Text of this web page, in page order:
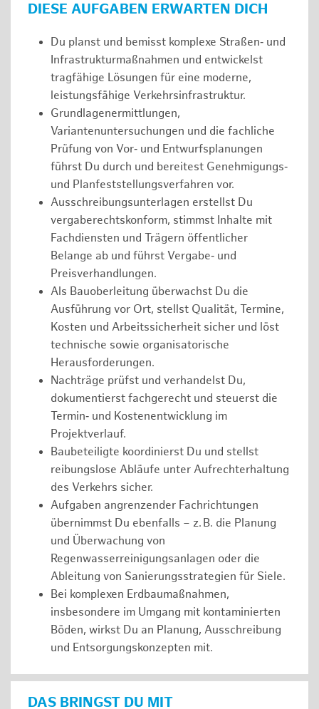
DIESE AUFGABEN ERWARTEN DICH
Du planst und bemisst komplexe Straßen‑ und
Infrastrukturmaßnahmen und entwickelst
tragfähige Lösungen für eine moderne,
leistungsfähige Verkehrsinfrastruktur.
Grundlagenermittlungen,
Variantenuntersuchungen und die fachliche
Prüfung von Vor‑ und Entwurfsplanungen
führst Du durch und bereitest Genehmigungs‑
und Planfeststellungsverfahren vor.
Ausschreibungsunterlagen erstellst Du
vergaberechtskonform, stimmst Inhalte mit
Fachdiensten und Trägern öffentlicher
Belange ab und führst Vergabe‑ und
Preisverhandlungen.
Als Bauoberleitung überwachst Du die
Ausführung vor Ort, stellst Qualität, Termine,
Kosten und Arbeitssicherheit sicher und löst
technische sowie organisatorische
Herausforderungen.
Nachträge prüfst und verhandelst Du,
dokumentierst fachgerecht und steuerst die
Termin‑ und Kostenentwicklung im
Projektverlauf.
Baubeteiligte koordinierst Du und stellst
reibungslose Abläufe unter Aufrechterhaltung
des Verkehrs sicher.
Aufgaben angrenzender Fachrichtungen
übernimmst Du ebenfalls – z. B. die Planung
und Überwachung von
Regenwasserreinigungsanlagen oder die
Ableitung von Sanierungsstrategien für Siele.
Bei komplexen Erdbaumaßnahmen,
insbesondere im Umgang mit kontaminierten
Böden, wirkst Du an Planung, Ausschreibung
und Entsorgungskonzepten mit.
DAS BRINGST DU MIT